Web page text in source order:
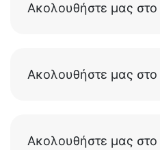
Ακολουθήστε μας στο
Ακολουθήστε μας στο
Ακολουθήστε μας στο